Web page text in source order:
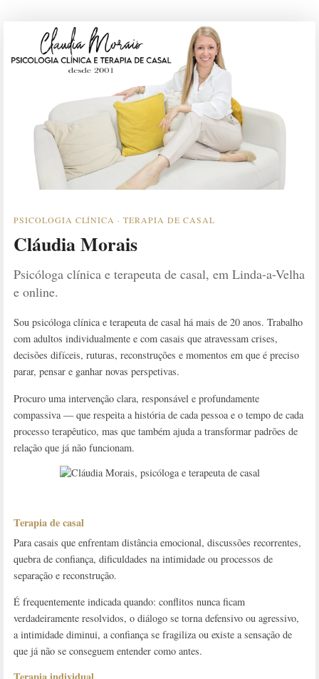
PSICOLOGIA CLÍNICA · TERAPIA DE CASAL
Cláudia Morais
Psicóloga clínica e terapeuta de casal, em Linda-a-Velha
e online.
Sou psicóloga clínica e terapeuta de casal há mais de 20 anos. Trabalho
com adultos individualmente e com casais que atravessam crises,
decisões difíceis, ruturas, reconstruções e momentos em que é preciso
parar, pensar e ganhar novas perspetivas.
Procuro uma intervenção clara, responsável e profundamente
compassiva — que respeita a história de cada pessoa e o tempo de cada
processo terapêutico, mas que também ajuda a transformar padrões de
relação que já não funcionam.
Terapia de casal
Para casais que enfrentam distância emocional, discussões recorrentes,
quebra de confiança, dificuldades na intimidade ou processos de
separação e reconstrução.
É frequentemente indicada quando: conflitos nunca ficam
verdadeiramente resolvidos, o diálogo se torna defensivo ou agressivo,
a intimidade diminui, a confiança se fragiliza ou existe a sensação de
que já não se conseguem entender como antes.